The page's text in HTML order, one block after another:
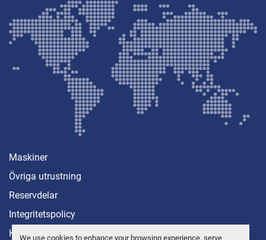
We use cookies to enhance your browsing experience, serve
Maskiner
Övriga utrustning
Reservdelar
Integritetspolicy
Kontakt